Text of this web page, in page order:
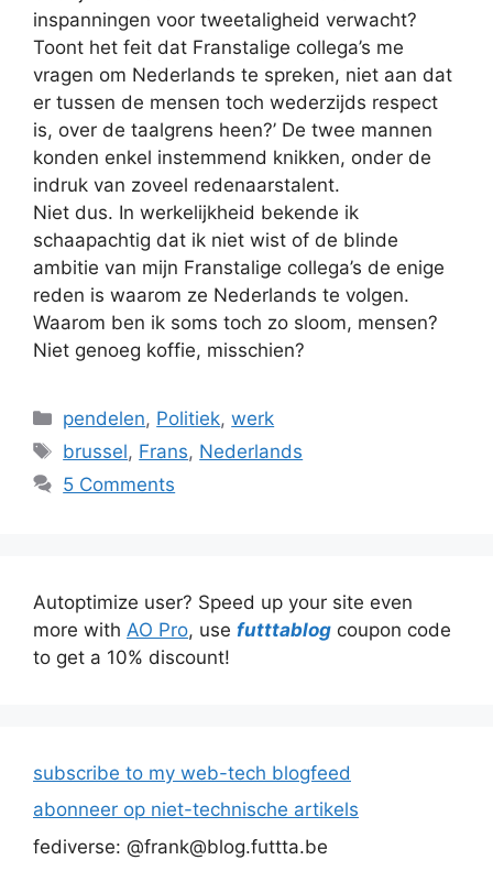
inspanningen voor tweetaligheid verwacht?
Toont het feit dat Franstalige collega’s me
vragen om Nederlands te spreken, niet aan dat
er tussen de mensen toch wederzijds respect
is, over de taalgrens heen?’ De twee mannen
konden enkel instemmend knikken, onder de
indruk van zoveel redenaarstalent.
Niet dus. In werkelijkheid bekende ik
schaapachtig dat ik niet wist of de blinde
ambitie van mijn Franstalige collega’s de enige
reden is waarom ze Nederlands te volgen.
Waarom ben ik soms toch zo sloom, mensen?
Niet genoeg koffie, misschien?
Categories
pendelen, Politiek,werk
Tags
brussel, Frans, Nederlands
5 Comments
Autoptimize user? Speed up your site even
more with AO Pro, use futttablog coupon code
to get a 10% discount!
subscribe to my web-tech blogfeed
abonneer op niet-technische artikels
fediverse: @frank@blog.futtta.be